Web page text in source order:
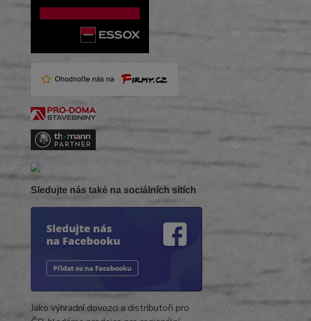
Sledujte nás také na sociálních sítích
Jako výhradní dovozci a distributoři pro